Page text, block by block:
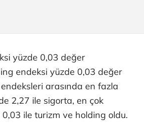
yüzde 0,03 değer
endeksi yüzde 0,03 değer
arasında en fazla
2,27 ile sigorta, en çok
ile turizm ve holding oldu.